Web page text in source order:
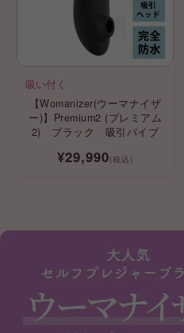
吸い付く
【Womanizer(ウーマナイザ
ー)】Premium2 (プレミアム
2) ブラック 吸引バイブ
¥29,990(税込)